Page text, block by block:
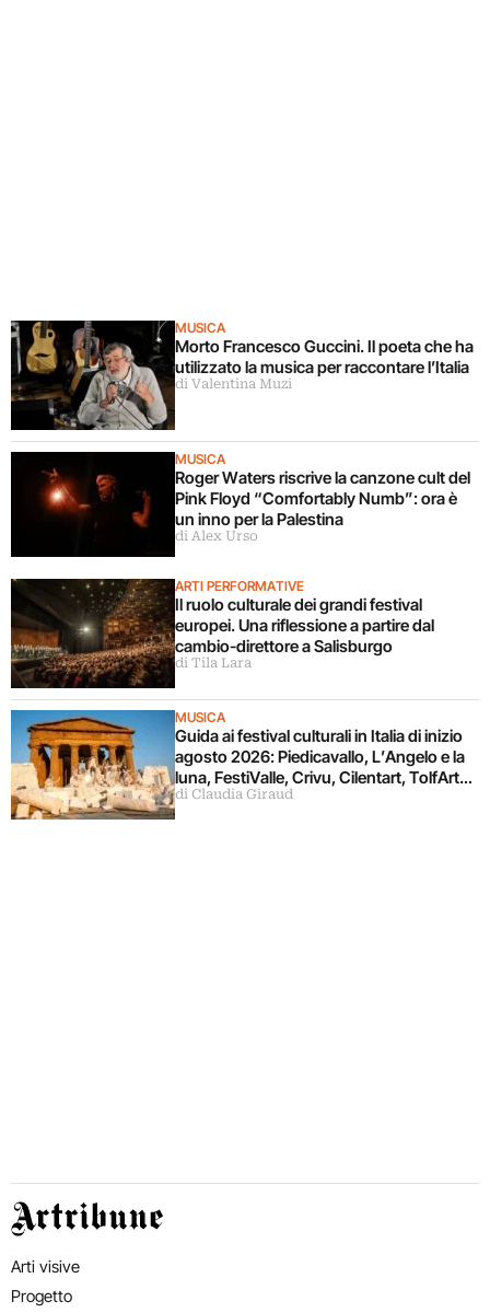
MUSICA
Morto Francesco Guccini. Il poeta che ha
utilizzato la musica per raccontare l’Italia
di Valentina Muzi
MUSICA
Roger Waters riscrive la canzone cult del
Pink Floyd “Comfortably Numb”: ora è
un inno per la Palestina
di Alex Urso
ARTI PERFORMATIVE
Il ruolo culturale dei grandi festival
europei. Una riflessione a partire dal
cambio-direttore a Salisburgo
di Tila Lara
MUSICA
Guida ai festival culturali in Italia di inizio
agosto 2026: Piedicavallo, L’Angelo e la
luna, FestiValle, Crivu, Cilentart, TolfArte,
Pietrasanta è Ceramica
di Claudia Giraud
Artribune
Arti visive
Progetto